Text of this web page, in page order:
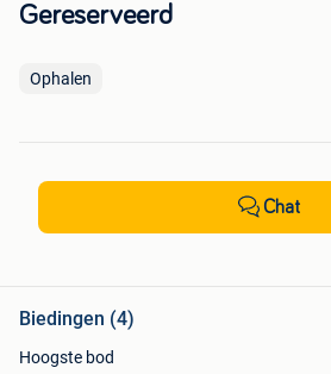
Gereserveerd
Ophalen
Chat
Biedingen (4)
Hoogste bod